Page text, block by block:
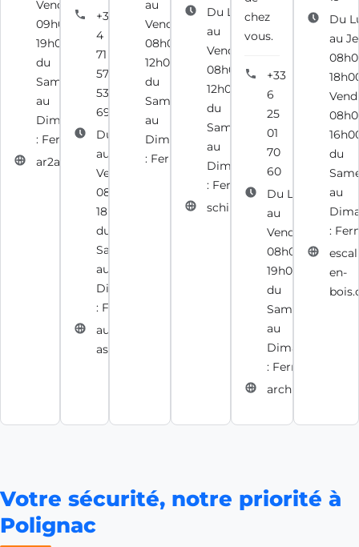
Vendredi :
09h00 -
19h00 et
du
Samedi
au
Dimanche
: Fermé
ar2a.fr
+33
4
71
57
53
69
Du Lundi
au
Vendredi :
08h00 -
18h30 et
du
Samedi
au
Dimanche
: Fermé
auvergne-
ascenseurs.fr
au
Vendredi :
08h00 -
12h00 et
du
Samedi
au
Dimanche
: Fermé
Du Lundi
au
Vendredi :
08h00 -
12h00 et
du
Samedi
au
Dimanche
: Fermé
schindler.fr
chez
vous.
+33
6
25
01
70
60
Du Lundi
au
Vendredi :
08h00 -
19h00 et
du
Samedi
au
Dimanche
: Fermé
archimetal.fr
Du
au
du
au
:
en-
Votre sécurité, notre priorité à
Polignac